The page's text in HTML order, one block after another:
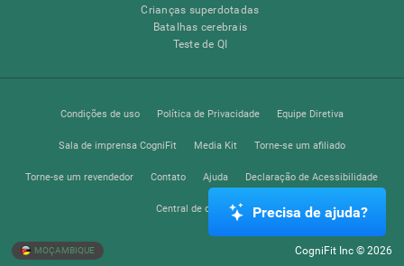
Crianças superdotadas
Batalhas cerebrais
Teste de QI
Condições de uso Política de Privacidade Equipe Diretiva
Sala de imprensa CogniFit Media Kit Torne-se um afiliado
Torne-se um revendedor Contato Ajuda Declaração de Acessibilidade
Central de confiança
MOÇAMBIQUE CogniFit Inc © 2026
Precisa de ajuda?